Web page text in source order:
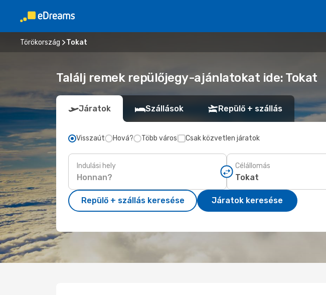
Törökország Tokat
Találj remek repülőjegy-ajánlatokat ide: Tokat
Járatok Szállások Repülő + szállás
Visszaút Hová? Több város Csak közvetlen járatok
Indulási hely Célállomás
Repülő + szállás keresése Járatok keresése